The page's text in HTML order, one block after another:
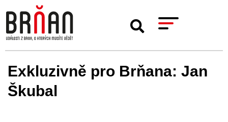
Exkluzivně pro Brňana: Jan
Škubal